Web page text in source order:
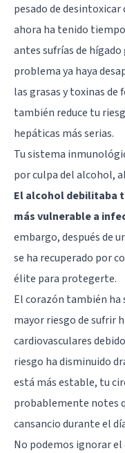
pesado de
ahora ha tenido
antes sufrías de
problema ya haya
las grasas y toxinas
también reduce tu
hepáticas más serias.
Tu sistema
por culpa del alcohol,
El alcohol debilitaba
más vulnerable a
embargo, después de
se ha recuperado por
élite para protegerte.
El corazón también ha
mayor riesgo de sufrir
cardiovasculares
riesgo ha disminuido
está más estable, tu
probablemente notes
cansancio durante el
No podemos ignorar